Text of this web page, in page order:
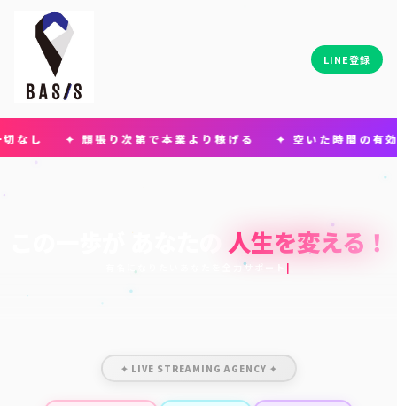
LINE登録
頑張り次第で本業より稼げる ✦ 空いた時間の有効活
あなたの 人生を変える！
✦ LIVE STREAMING AGENCY ✦